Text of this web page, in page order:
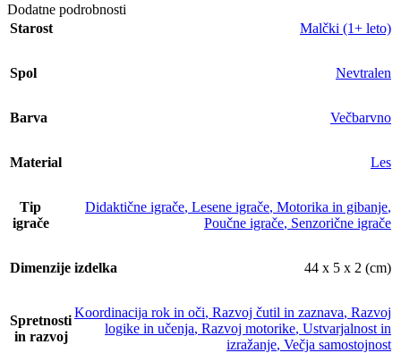
Dodatne podrobnosti
Starost
Malčki (1+ leto)
Spol Nevtralen
Barva Večbarvno
Material Les
Tip
igrače
Didaktične igrače, Lesene igrače, Motorika in gibanje,
Poučne igrače, Senzorične igrače
Dimenzije izdelka 44 x 5 x 2 (cm)
Spretnosti
in razvoj
Koordinacija rok in oči, Razvoj čutil in zaznava, Razvoj
logike in učenja, Razvoj motorike, Ustvarjalnost in
izražanje, Večja samostojnost